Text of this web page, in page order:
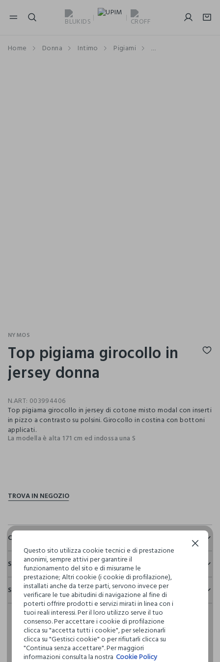
NAVIGATION.ARIA.GOTOMAINCONTENT
Home Donna Intimo Pigiami Pigiami Combinabili
NYMOS
Top pigiama girocollo in
jersey donna
N.ART: 003994406
Top pigiama girocollo in jersey di cotone misto modal con inserti
in pizzo a contrasto su polsini. Girocollo in costina con bottoni
applicati.
La modella è alta 171 cm ed indossa una S
Composizione e cura
Composizione:
50% MODAL,50% COTONE
NON CANDEGGIARE
TEMPERATURA MASSIMA 30°C - PROCEDURA NORMALE
LAVAGGIO A SECCO PROFESSIONALE CON
TETRACLOROETILENE E TUTTI I SOLVENTI INDICATI CON IL
Sostenibilità e trasparenza
Sicurezza
Il 100% dei nostri articoli viene sottoposto a test chimico-
fisici, per verificarne il rispetto dei limiti che abbiamo
definito per l’uso di sostanze chimiche, talvolta anche più
restrittivi rispetto a quelli previsti dalla normativa
internazionale.
Clicca qui per vedere i dettagli
Spedizione e resi
Hai fino a 30 giorni dalla consegna del tuo ordine online per
cambiare idea e restituire i prodotti che hai acquistato.
Questo sito utilizza cookie tecnici e di prestazione
anonimi, sempre attivi per garantire il
funzionamento del sito e di misurarne le
prestazione; Altri cookie (i cookie di profilazione),
installati anche da terze parti, servono invece per
verificare le tue abitudini di navigazione al fine di
poterti offrire prodotti e servizi mirati in linea con i
tuoi reali interessi. Per il loro utilizzo serve il tuo
consenso. Per accettare i cookie di profilazione
clicca su "accetta tutti i cookie", per selezionarli
clicca su "Gestisci cookie" o per rifiutarli clicca su
"Continua senza accettare". Per maggiori
informazioni consulta la nostra Cookie Policy
Continua senza accettare